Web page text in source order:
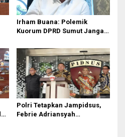
Irham Buana: Polemik
Kuorum DPRD Sumut Jangan
Internal
Polri Tetapkan Jampidsus,
Febrie Adriansyah